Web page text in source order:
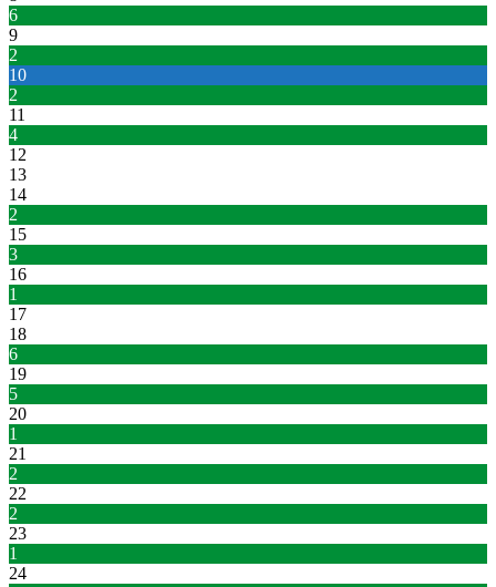
6
9
2
10
2
11
4
12
13
14
2
15
3
16
1
17
18
6
19
5
20
1
21
2
22
2
23
1
24